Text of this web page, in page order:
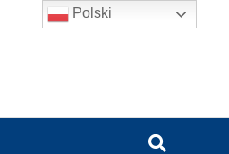
Polski